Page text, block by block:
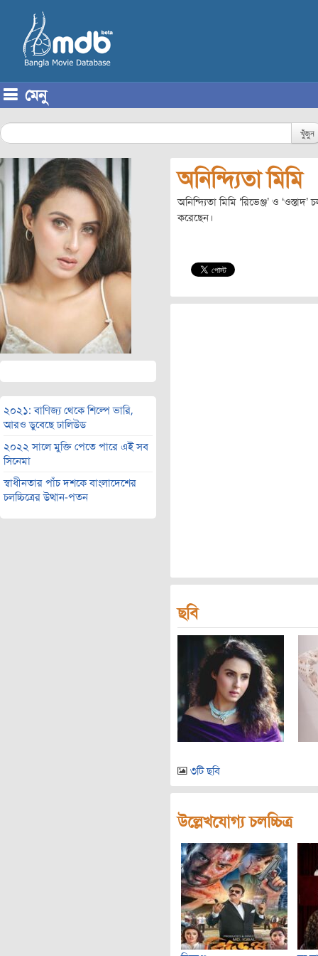
মেনু
খুঁজুন
২০২১: বাণিজ্য থেকে শিল্পে ভারি,
আরও ডুবেছে ঢালিউড
২০২২ সালে মুক্তি পেতে পারে এই সব
সিনেমা
স্বাধীনতার পাঁচ দশকে বাংলাদেশের
চলচ্চিত্রের উত্থান-পতন
অনিন্দ্যিতা মিমি
অনিন্দ্যিতা মিমি ‘রিভেঞ্জ’ ও
করেছেন।
ছবি
৩টি ছবি
উল্লেখযোগ্য চলচ্চিত্র